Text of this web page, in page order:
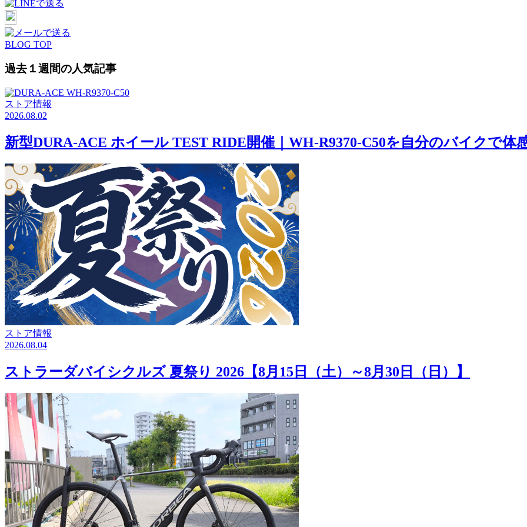
BLOG TOP
過去１週間の人気記事
ストア情報
2026.08.02
新型DURA-ACE ホイール TEST RIDE開催｜WH-R9370-C50を自分のバイクで体
ストア情報
2026.08.04
ストラーダバイシクルズ 夏祭り 2026【8月15日（土）～8月30日（日）】